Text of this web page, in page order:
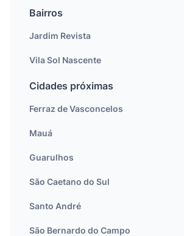
Bairros
Jardim Revista
Vila Sol Nascente
Cidades próximas
Ferraz de Vasconcelos
Mauá
Guarulhos
São Caetano do Sul
Santo André
São Bernardo do Campo